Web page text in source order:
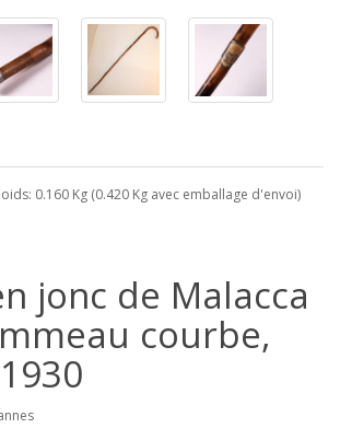
0.160 Kg (0.420 Kg avec emballage d'envoi)
jonc de Malacca
courbe,